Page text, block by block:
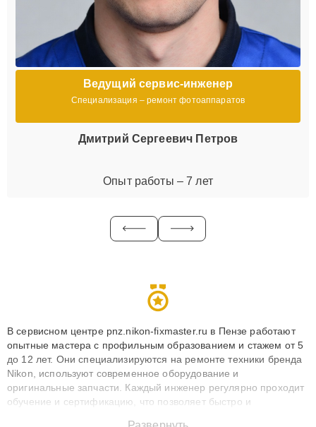
Ведущий сервис-инженер
Специализация – ремонт фотоаппаратов
Дмитрий Сергеевич Петров
Опыт работы – 7 лет
В сервисном центре pnz.nikon-fixmaster.ru в Пензе работают
опытные мастера с профильным образованием и стажем от 5
до 12 лет. Они специализируются на ремонте техники бренда
Nikon, используют современное оборудование и
оригинальные запчасти. Каждый инженер регулярно проходит
обучение и сертификацию, что позволяет быстро и